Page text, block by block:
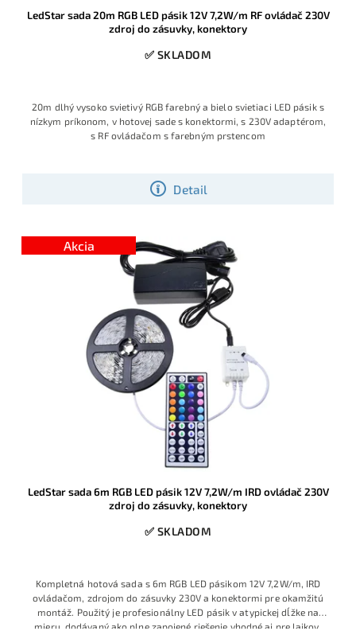
LedStar sada 20m RGB LED pásik 12V 7,2W/m RF ovládač 230V
zdroj do zásuvky, konektory
✅ SKLADOM
Detail
20m dlhý vysoko svietivý RGB farebný a bielo svietiaci LED pásik s
nízkym príkonom, v hotovej sade s konektormi, s 230V adaptérom,
s RF ovládačom s farebným prstencom
Akcia
LedStar sada 6m RGB LED pásik 12V 7,2W/m IRD ovládač 230V
zdroj do zásuvky, konektory
✅ SKLADOM
Kompletná hotová sada s 6m RGB LED pásikom 12V 7,2W/m, IRD
ovládačom, zdrojom do zásuvky 230V a konektormi pre okamžitú
montáž. Použitý je profesionálny LED pásik v atypickej dĺžke na
mieru, dodávaný ako plne zapojené riešenie vhodné aj pre laikov,